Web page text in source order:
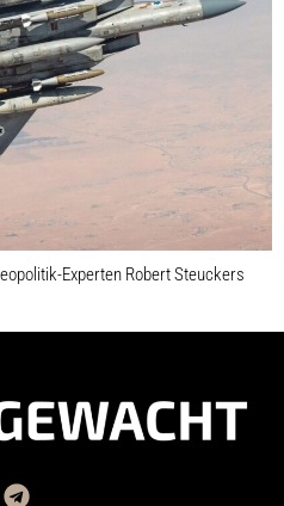
Experten Robert Steuckers